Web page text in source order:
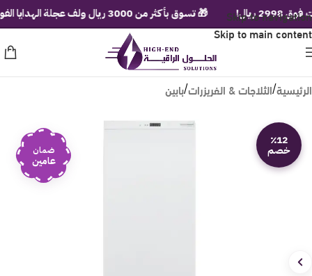
Skip to navigation
Skip to main content
الرئيسية/الثلاجات & الفريزرات/بابين
٪12
خصم ضمان
عامين
🎁 تسوق بأكثر من 3000 ريال ولف عجلة الهدايا الفورية!